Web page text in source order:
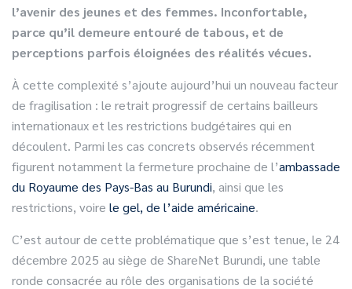
l’avenir des jeunes et des femmes. Inconfortable,
parce qu’il demeure entouré de tabous, et de
perceptions parfois éloignées des réalités vécues.
À cette complexité s’ajoute aujourd’hui un nouveau facteur
de fragilisation : le retrait progressif de certains bailleurs
internationaux et les restrictions budgétaires qui en
découlent. Parmi les cas concrets observés récemment
figurent notamment la fermeture prochaine de l’ambassade
du Royaume des Pays-Bas au Burundi, ainsi que les
restrictions, voire le gel, de l’aide américaine.
C’est autour de cette problématique que s’est tenue, le 24
décembre 2025 au siège de ShareNet Burundi, une table
ronde consacrée au rôle des organisations de la société